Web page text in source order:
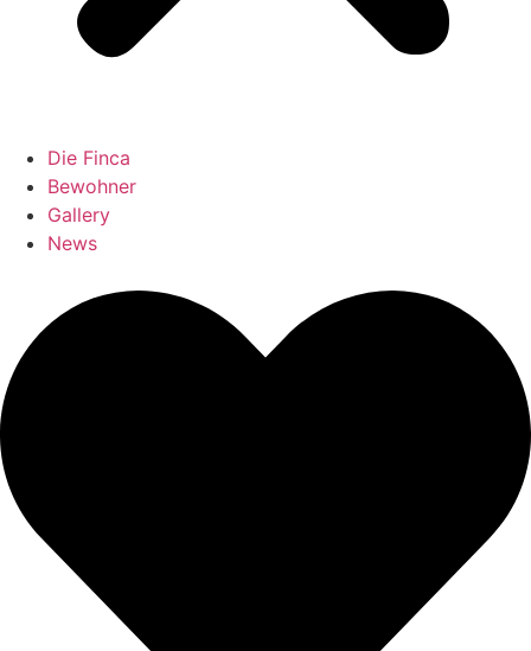
Die Finca
Bewohner
Gallery
News